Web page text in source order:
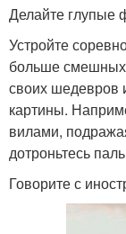
Делайте глупые
Устройте
больше смешных
своих шедевров
картины.
вилами,
дотроньтесь
Говорите с